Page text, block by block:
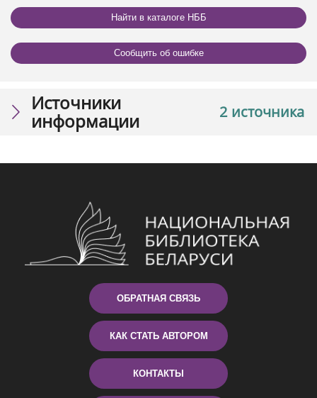
Найти в каталоге НББ
Сообщить об ошибке
2 источника
Источники
информации
ОБРАТНАЯ СВЯЗЬ
КАК СТАТЬ АВТОРОМ
КОНТАКТЫ